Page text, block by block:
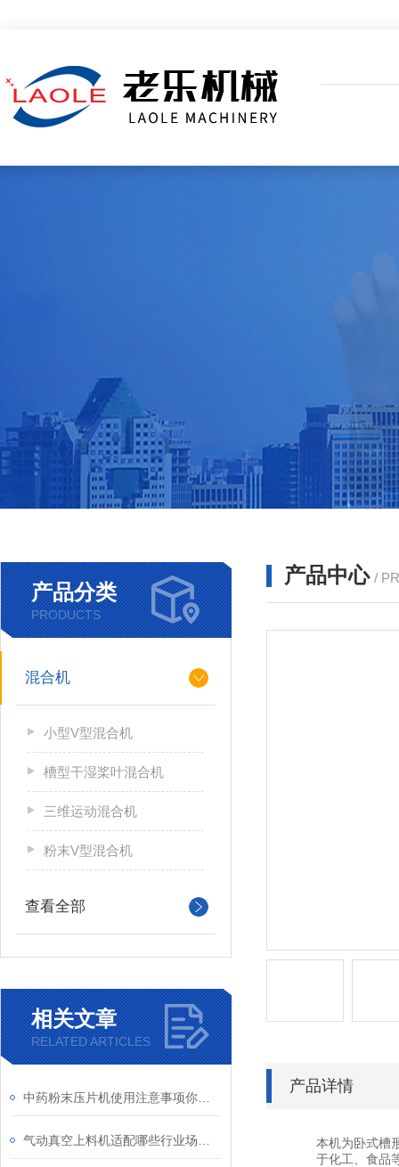
产品分类
PRODUCTS
混合机
小型V型混合机
槽型干湿桨叶混合机
三维运动混合机
粉末V型混合机
查看全部
相关文章
RELATED ARTICLES
产品中心 /
产品详情
本机为卧式槽
于化工、食品